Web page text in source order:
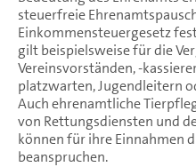
steuerfreie
Einkommensteuergesetz
gilt beispielsweise für die
Vereinsvorständen, -
platzwarten, Jugendleitern
Auch ehrenamtliche
von Rettungsdiensten und
können für ihre Einnahmen
beanspruchen.